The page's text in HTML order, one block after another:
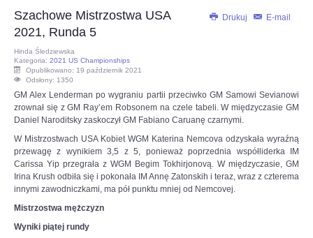
NAUKA GRY W SZACHY
TURNIEJE
OPINIE, KONTROWERSJE
FILMIKI
Z ARCHIWUM
Drukuj E-mail
Szachowe Mistrzostwa USA
2021, Runda 5
Hinda Śledziewska
Kategoria: 2021 US Championships
Opublikowano: 19 październik 2021
Odsłony: 1350
GM Alex Lenderman po wygraniu partii przeciwko GM Samowi Sevianowi
zrownał się z GM Ray’em Robsonem na czele tabeli. W międzyczasie GM
Daniel Naroditsky zaskoczył GM Fabiano Caruanę czarnymi.
W Mistrzostwach USA Kobiet WGM Katerina Nemcova odzyskała wyraźną
przewagę z wynikiem 3,5 z 5, ponieważ poprzednia współliderka IM
Carissa Yip przegrała z WGM Begim Tokhirjonovą. W międzyczasie, GM
Irina Krush odbiła się i pokonała IM Annę Zatonskih i teraz, wraz z czterema
innymi zawodniczkami, ma pół punktu mniej od Nemcovej.
Mistrzostwa mężczyzn
Wyniki piątej rundy